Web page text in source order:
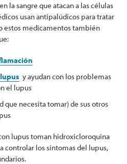
la sangre que atacan a las células
usan antipalúdicos para tratar
estos medicamentos también
y ayudan con los problemas
el lupus
que necesita tomar) de sus otros
lupus toman hidroxicloroquina
controlar los síntomas del lupus,